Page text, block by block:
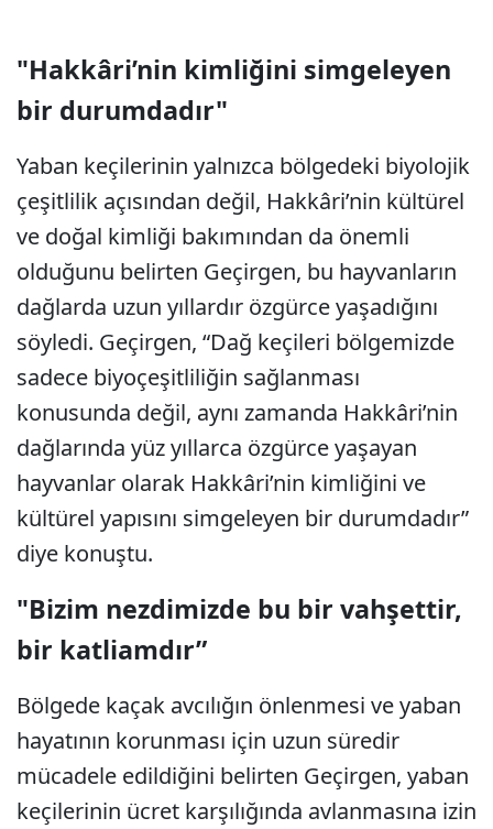
"Hakkâri’nin kimliğini simgeleyen
bir durumdadır"
Yaban keçilerinin yalnızca bölgedeki biyolojik
çeşitlilik açısından değil, Hakkâri’nin kültürel
ve doğal kimliği bakımından da önemli
olduğunu belirten Geçirgen, bu hayvanların
dağlarda uzun yıllardır özgürce yaşadığını
söyledi. Geçirgen, “Dağ keçileri bölgemizde
sadece biyoçeşitliliğin sağlanması
konusunda değil, aynı zamanda Hakkâri’nin
dağlarında yüz yıllarca özgürce yaşayan
hayvanlar olarak Hakkâri’nin kimliğini ve
kültürel yapısını simgeleyen bir durumdadır”
diye konuştu.
"Bizim nezdimizde bu bir vahşettir,
bir katliamdır”
Bölgede kaçak avcılığın önlenmesi ve yaban
hayatının korunması için uzun süredir
mücadele edildiğini belirten Geçirgen, yaban
keçilerinin ücret karşılığında avlanmasına izin